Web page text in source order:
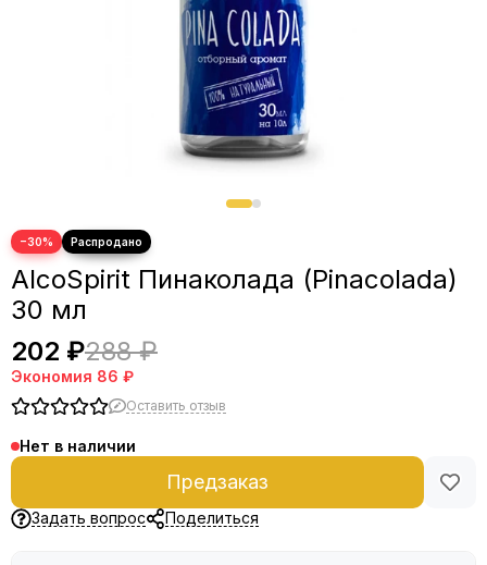
−30%
AlcoSpirit Пинаколада (Pinacolada)
30 мл
202 ₽288 ₽
Экономия 86 ₽
Оставить отзыв
Нет в наличии
Предзаказ
Задать вопрос Поделиться